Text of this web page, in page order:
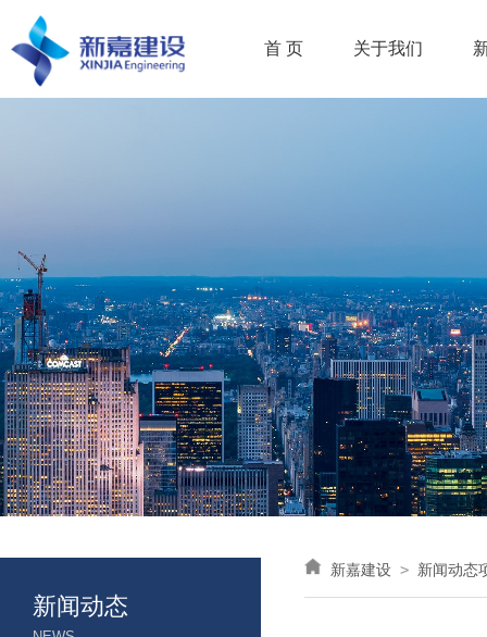
首 页 关于我们
新闻动态
新嘉建设 > 新闻动态